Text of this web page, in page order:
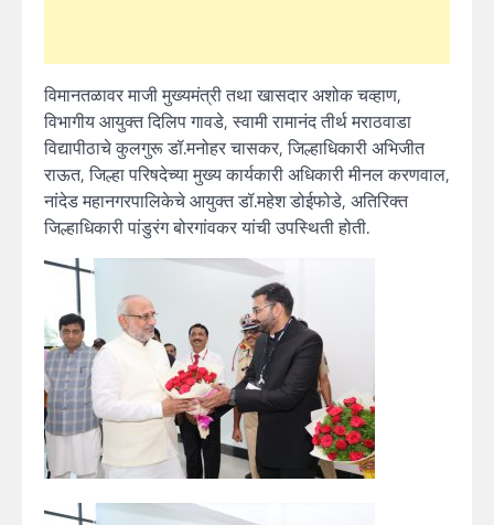
विमानतळावर माजी मुख्यमंत्री तथा खासदार अशोक चव्हाण,
विभागीय आयुक्त दिलिप गावडे, स्वामी रामानंद तीर्थ मराठवाडा
विद्यापीठाचे कुलगुरू डॉ.मनोहर चासकर, जिल्हाधिकारी अभिजीत
राऊत, जिल्हा परिषदेच्या मुख्य कार्यकारी अधिकारी मीनल करणवाल,
नांदेड महानगरपालिकेचे आयुक्त डॉ.महेश डोईफोडे, अतिरिक्त
जिल्हाधिकारी पांडुरंग बोरगांवकर यांची उपस्थिती होती.